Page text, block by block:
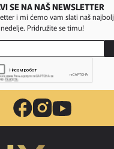
SE NA NAŠ NEWSLETTER
i mi ćemo vam slati naš
nedelje. Pridružite se timu!